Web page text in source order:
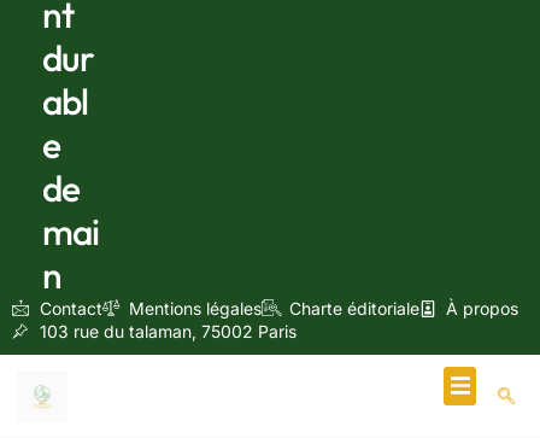
nt
dur
abl
e
de
mai
n
Contact Mentions légales Charte éditoriale
À propos
103 rue du talaman, 75002 Paris